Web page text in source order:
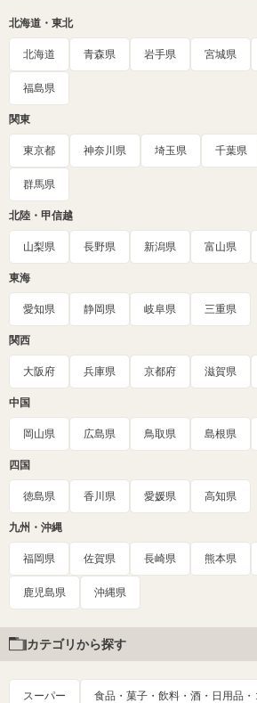
北海道・東北
北海道 青森県 岩手県 宮城県
福島県
関東
東京都 神奈川県 埼玉県 千葉県
群馬県
北陸・甲信越
山梨県 長野県 新潟県 富山県
東海
愛知県 静岡県 岐阜県 三重県
関西
大阪府 兵庫県 京都府 滋賀県
中国
岡山県 広島県 鳥取県 島根県
四国
徳島県 香川県 愛媛県 高知県
九州・沖縄
福岡県 佐賀県 長崎県 熊本県
鹿児島県 沖縄県
カテゴリから探す
スーパー 食品・菓子・飲料・酒・日用品・